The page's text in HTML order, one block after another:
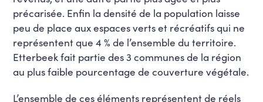
précarisée. Enfin la densité de la population laisse
peu de place aux espaces verts et récréatifs qui ne
représentent que 4 % de l’ensemble du territoire.
Etterbeek fait partie des 3 communes de la région
au plus faible pourcentage de couverture végétale.
L’ensemble de ces éléments représentent de réels